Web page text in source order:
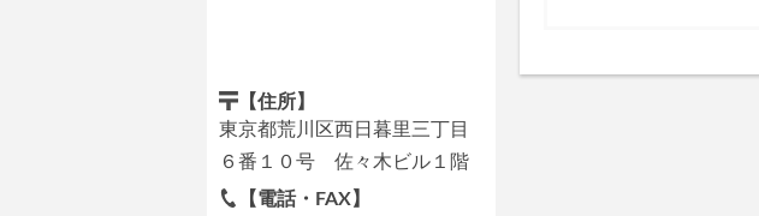
【住所】
東京都荒川区西日暮里三丁目
６番１０号 佐々木ビル１階
【電話・FAX】